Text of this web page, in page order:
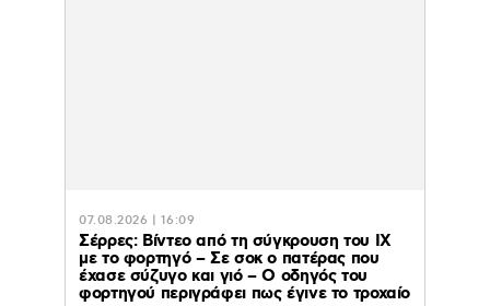
07.08.2026 | 16:09
Σέρρες: Βίντεο από τη σύγκρουση του ΙΧ
με το φορτηγό – Σε σοκ ο πατέρας που
έχασε σύζυγο και γιό – Ο οδηγός του
φορτηγού περιγράφει πως έγινε το τροχαίο